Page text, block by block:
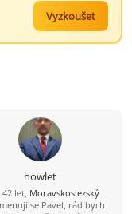
Vyzkoušet
howlet
42 let, Moravskoslezský
se Pavel, rád bych